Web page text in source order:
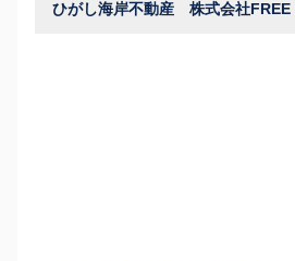
ひがし海岸不動産 株式会社